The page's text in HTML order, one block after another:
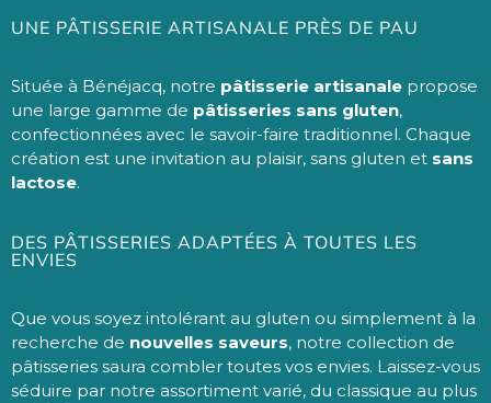
UNE PÂTISSERIE ARTISANALE PRÈS DE PAU
Située à Bénéjacq, notre pâtisserie artisanale propose
une large gamme de pâtisseries sans gluten,
confectionnées avec le savoir-faire traditionnel. Chaque
création est une invitation au plaisir, sans gluten et sans
lactose.
DES PÂTISSERIES ADAPTÉES À TOUTES LES
ENVIES
Que vous soyez intolérant au gluten ou simplement à la
recherche de nouvelles saveurs, notre collection de
pâtisseries saura combler toutes vos envies. Laissez-vous
séduire par notre assortiment varié, du classique au plus